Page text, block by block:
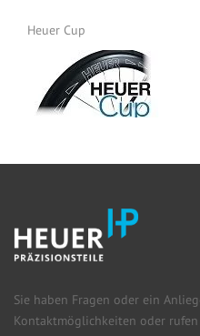
Heuer Cup
Sie haben Fragen oder ein
Kontakt­möglichkeiten oder rufen